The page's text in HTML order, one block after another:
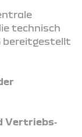
technisch
bereitgestellt
Vertriebs‑